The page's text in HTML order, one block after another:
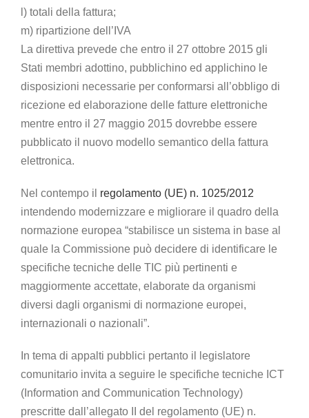
l) totali della fattura;
m) ripartizione dell’IVA
La direttiva prevede che entro il 27 ottobre 2015 gli
Stati membri adottino, pubblichino ed applichino le
disposizioni necessarie per conformarsi all’obbligo di
ricezione ed elaborazione delle fatture elettroniche
mentre entro il 27 maggio 2015 dovrebbe essere
pubblicato il nuovo modello semantico della fattura
elettronica.
Nel contempo il regolamento (UE) n. 1025/2012
intendendo modernizzare e migliorare il quadro della
normazione europea “stabilisce un sistema in base al
quale la Commissione può decidere di identificare le
specifiche tecniche delle TIC più pertinenti e
maggiormente accettate, elaborate da organismi
diversi dagli organismi di normazione europei,
internazionali o nazionali”.
In tema di appalti pubblici pertanto il legislatore
comunitario invita a seguire le specifiche tecniche ICT
(Information and Communication Technology)
prescritte dall’allegato II del regolamento (UE) n.